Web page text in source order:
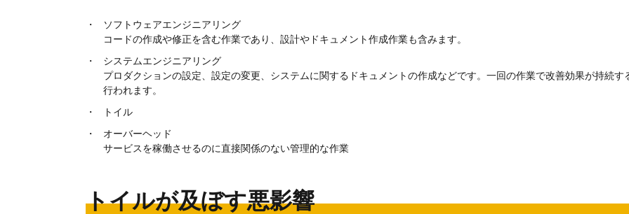
ソフトウェアエンジニアリング
コードの作成や修正を含む作業であり、設計やドキュメント作成作業も含みます。
システムエンジニアリング
プロダクションの設定、設定の変更、システムに関するドキュメントの作成などです。一回の作業で改善効果が持続す
行われます。
トイル
オーバーヘッド
サービスを稼働させるのに直接関係のない管理的な作業
トイルが及ぼす悪影響